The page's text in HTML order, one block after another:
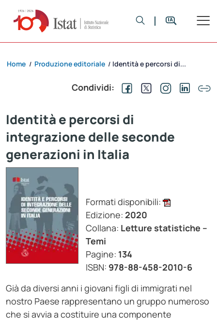
Home / Produzione editoriale / Identità e percorsi di...
Condividi:
Identità e percorsi di
integrazione delle seconde
generazioni in Italia
Formati disponibili:
Edizione: 2020
Collana: Letture statistiche –
Temi
Pagine: 134
ISBN: 978-88-458-2010-6
Già da diversi anni i giovani figli di immigrati nel
nostro Paese rappresentano un gruppo numeroso
che si avvia a costituire una componente